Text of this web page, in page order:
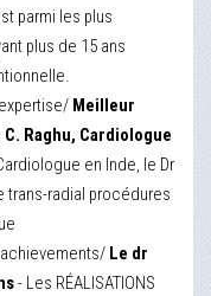
parmi les plus
plus de 15 ans
Meilleur
Raghu, Cardiologue
en Inde, le Dr
trans-radial procédures
Le dr
- Les RÉALISATIONS